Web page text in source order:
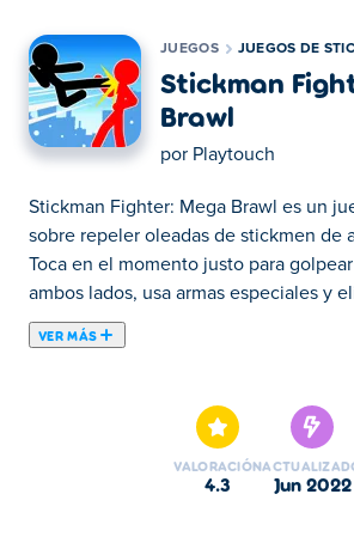
JUEGOS JUEGOS DE
Stickman
Brawl
por Playtouch
Stickman Fighter: Mega Brawl es un
sobre repeler oleadas de stickmen de
Toca en el momento justo para
ambos lados, usa armas especiales y
VER MÁS
de Stickman seleccionados.
VALORACIÓN
4.3 jun 2022